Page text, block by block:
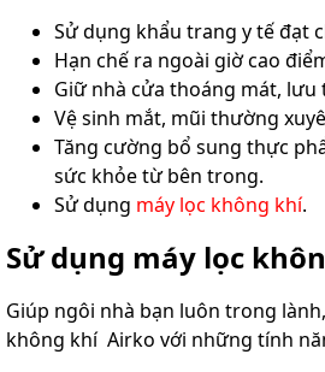
Sử dụng khẩu trang y tế đạt
Hạn chế ra ngoài giờ cao
Giữ nhà cửa thoáng mát,
Vệ sinh mắt, mũi thường
Tăng cường bổ sung thực
sức khỏe từ bên trong.
Sử dụng máy lọc không khí.
Sử dụng máy lọc
Giúp ngôi nhà bạn luôn trong
không khí Airko với những tính